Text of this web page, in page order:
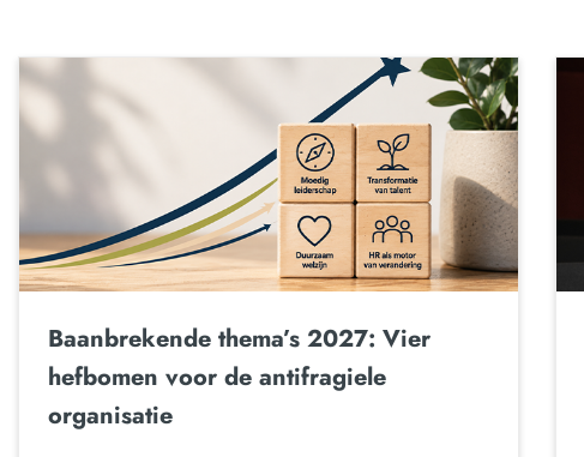
Baanbrekende thema’s 2027: Vier
hefbomen voor de antifragiele
organisatie